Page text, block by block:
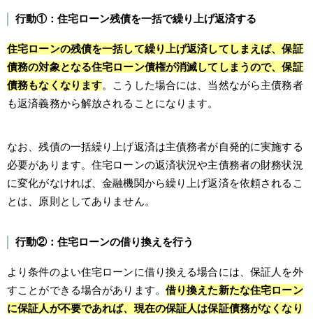
行動①：住宅ローン残債を一括で繰り上げ返済する
住宅ローンの残債を一括して繰り上げ返済してしまえば、保証
債務の対象となる住宅ローン債権が消滅してしまうので、保証
債務もなくなります。こうした場合には、当然ながら主債務者
も返済義務から解放されることになります。
なお、残債の一括繰り上げ返済は主債務者が自発的に実施する
必要があります。住宅ローンの返済状況や主債務者の財務状況
に変化がなければ、金融機関から繰り上げ返済を依頼されるこ
とは、原則としてありません。
行動②：住宅ローンの借り換えを行う
より条件のよい住宅ローンに借り換える場合には、保証人を外
すことができる場合があります。 借り換えた新たな住宅ローン
に保証人が不要であれば、現在の保証人は保証債務がなくなり